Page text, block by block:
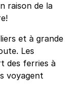
raison de la
et à grande
Les
des ferries à
voyagent